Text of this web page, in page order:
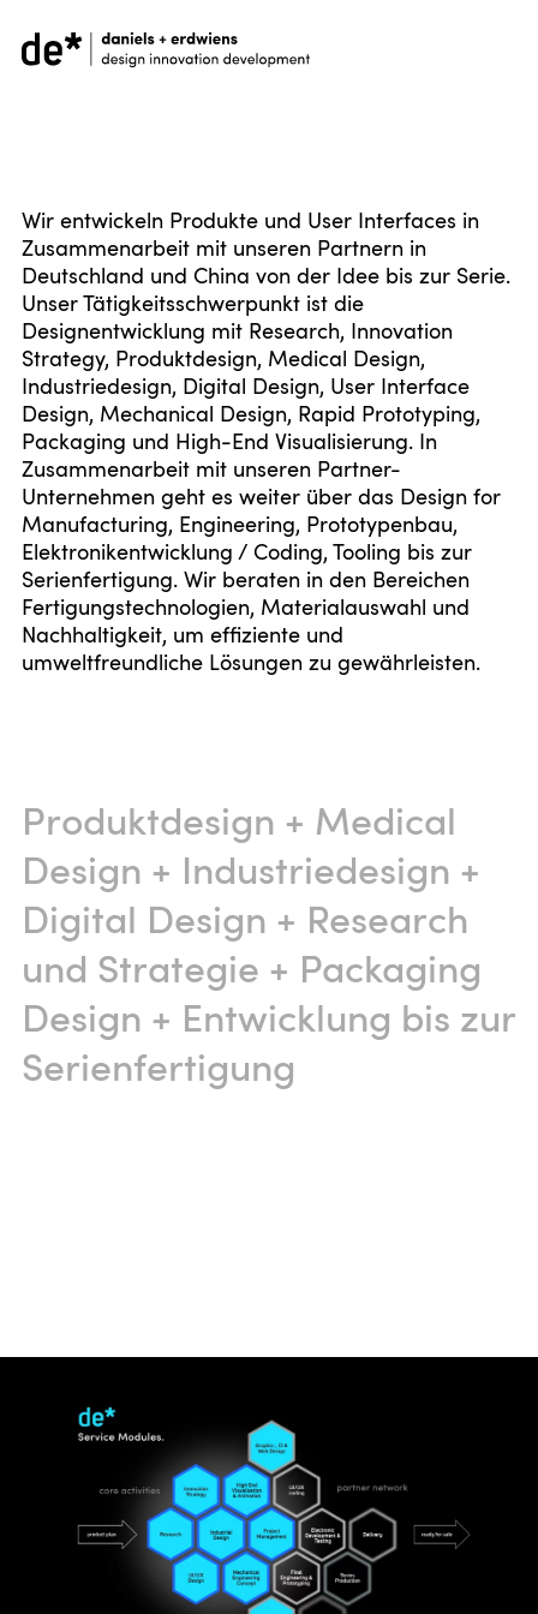
Wir entwickeln Produkte und User Interfaces in
Zusammenarbeit mit unseren Partnern in
Deutschland und China von der Idee bis zur Serie.
Unser Tätigkeitsschwerpunkt ist die
Designentwicklung mit Research, Innovation
Strategy, Produktdesign, Medical Design,
Industriedesign, Digital Design, User Interface
Design, Mechanical Design, Rapid Prototyping,
Packaging und High-End Visualisierung. In
Zusammenarbeit mit unseren Partner-
Unternehmen geht es weiter über das Design for
Manufacturing, Engineering, Prototypenbau,
Elektronikentwicklung / Coding, Tooling bis zur
Serienfertigung. Wir beraten in den Bereichen
Fertigungstechnologien, Materialauswahl und
Nachhaltigkeit, um effiziente und
umweltfreundliche Lösungen zu gewährleisten.
Produktdesign + Medical
Design + Industriedesign +
Digital Design + Research
und Strategie + Packaging
Design + Entwicklung bis zur
Serienfertigung